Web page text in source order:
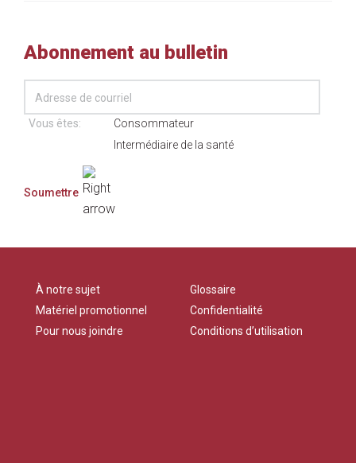
Abonnement au bulletin
Vous êtes:
Consommateur
Intermédiaire de la santé
À notre sujet
Matériel promotionnel
Pour nous joindre
Glossaire
Confidentialité
Conditions d’utilisation